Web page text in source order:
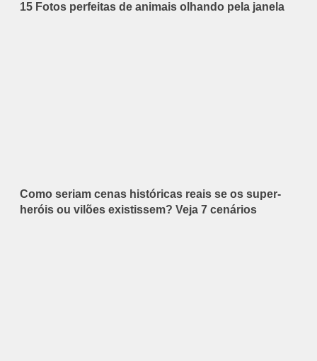
15 Fotos perfeitas de animais olhando pela janela
Como seriam cenas históricas reais se os super-
heróis ou vilões existissem? Veja 7 cenários